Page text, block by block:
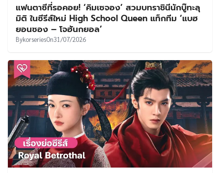
แฟนตาซีที่รอคอย! ‘คิมเซจอง’ สวมบทราชินีนักบู๊ทะลุ
มิติ ในซีรีส์ใหม่ High School Queen แท็กทีม ‘แบฮ
ยอนซอง – โจฮันกยอล’
BykorseriesOn31/07/2026